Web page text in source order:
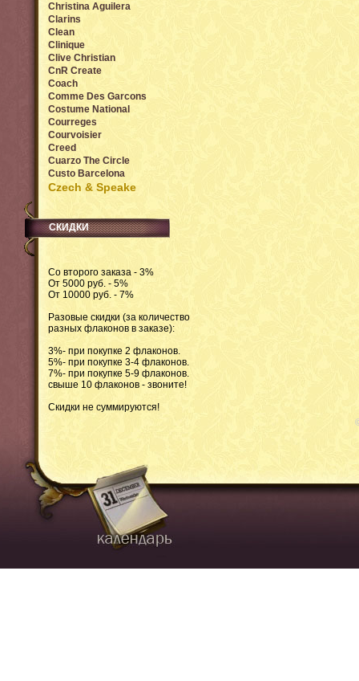
Christina Aguilera
Clarins
Clean
Clinique
Clive Christian
CnR Create
Coach
Comme Des Garcons
Costume National
Courreges
Courvoisier
Creed
Cuarzo The Circle
Custo Barcelona
Czech & Speake
СКИДКИ
Со второго заказа - 3%
От 5000 руб. - 5%
От 10000 руб. - 7%
Разовые скидки (за количество
разных флаконов в заказе):
3%- при покупке 2 флаконов.
5%- при покупке 3-4 флаконов.
7%- при покупке 5-9 флаконов.
свыше 10 флаконов - звоните!
Скидки не суммируются!